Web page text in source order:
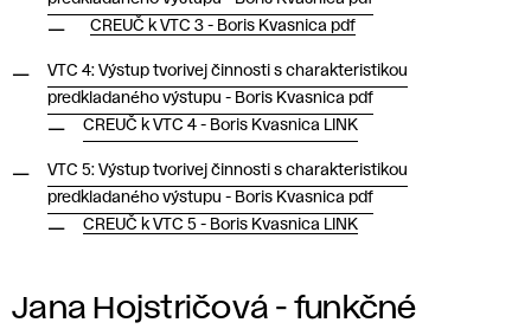
CREUČ k VTC 3 - Boris Kvasnica pdf
VTC 4: Výstup tvorivej činnosti s charakteristikou
predkladaného výstupu - Boris Kvasnica pdf
CREUČ k VTC 4 - Boris Kvasnica LINK
VTC 5: Výstup tvorivej činnosti s charakteristikou
predkladaného výstupu - Boris Kvasnica pdf
CREUČ k VTC 5 - Boris Kvasnica LINK
Jana Hojstričová - funkčné